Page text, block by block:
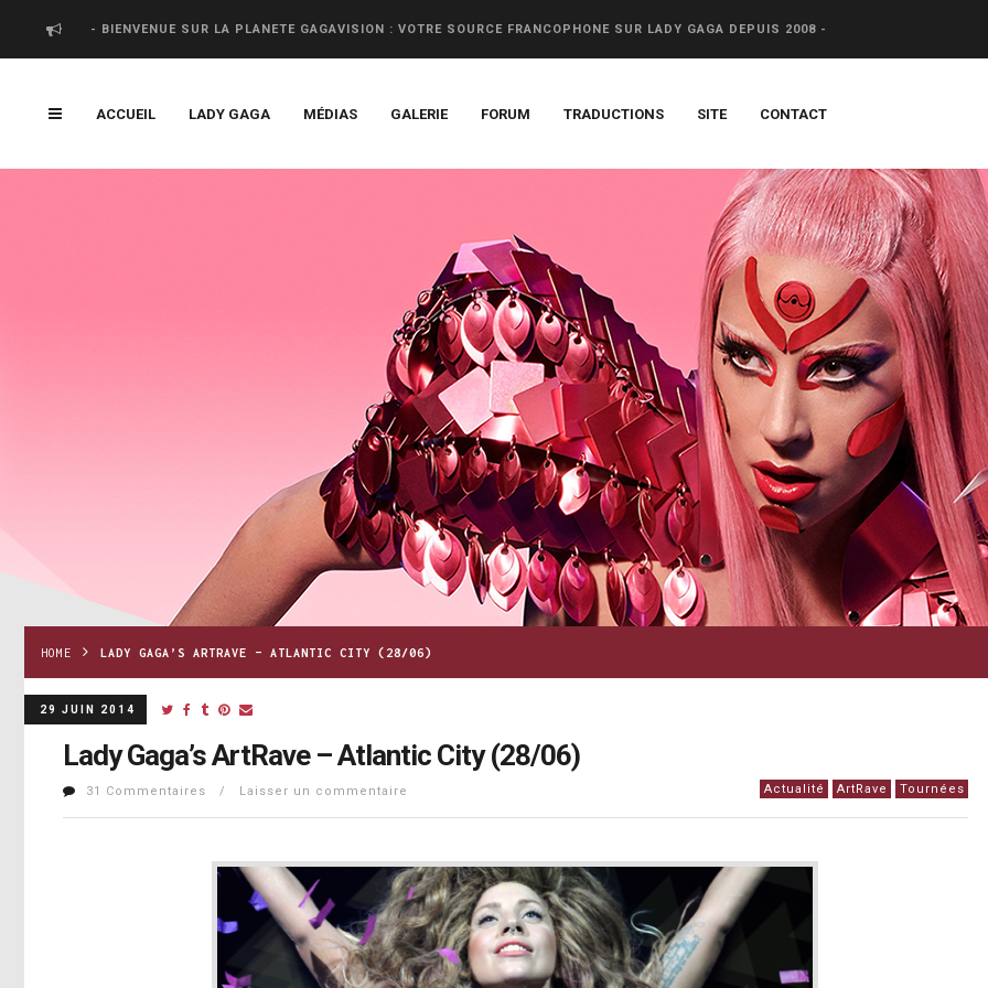
- BIENVENUE SUR LA PLANETE GAGAVISION : VOTRE SOURCE FRANCOPHONE SUR LADY GAGA DEPUIS 2008 -
ACCUEIL LADY GAGA MÉDIAS GALERIE FORUM TRADUCTIONS SITE CONTACT
HOME LADY GAGA’S ARTRAVE – ATLANTIC CITY (28/06)
29 JUIN 2014
Lady Gaga’s ArtRave – Atlantic City (28/06)
31 Commentaires / Laisser un commentaire Actualité ArtRave Tournées